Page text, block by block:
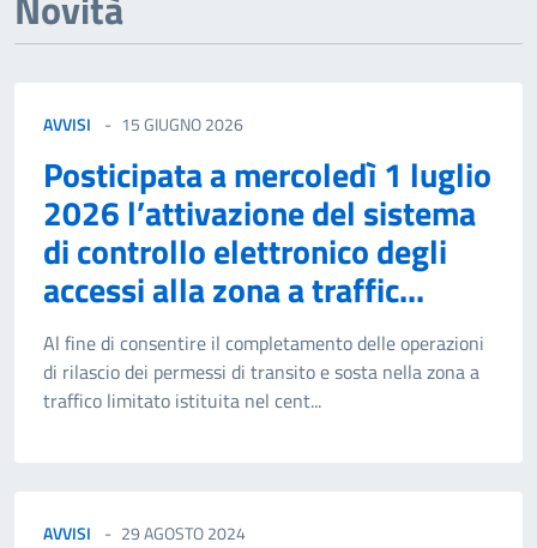
AVVISI 15 GIUGNO 2026
Posticipata a mercoledì 1 luglio
2026 l’attivazione del sistema
di controllo elettronico degli
accessi alla zona a traffic...
Al fine di consentire il completamento delle operazioni
di rilascio dei permessi di transito e sosta nella zona a
traffico limitato istituita nel cent...
AVVISI 29 AGOSTO 2024